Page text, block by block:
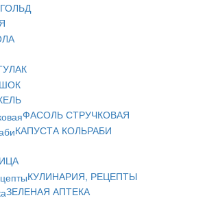
ФАСОЛЬ СТРУЧКОВАЯ
КАПУСТА КОЛЬРАБИ
КУЛИНАРИЯ, РЕЦЕПТЫ
ЗЕЛЕНАЯ АПТЕКА